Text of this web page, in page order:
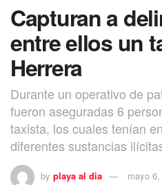
Capturan a
entre ellos un
Herrera
Durante un operativo de
fueron aseguradas 6
taxista, los cuales tenían
diferentes sustancias
by playa al dia mayo